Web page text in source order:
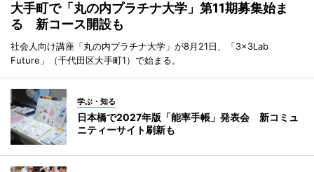
大手町で「丸の内プラチナ大学」第11期募集始ま
る 新コース開設も
社会人向け講座「丸の内プラチナ大学」が8月21日、「3×3Lab
Future」（千代田区大手町1）で始まる。
学ぶ・知る
日本橋で2027年版「能率手帳」発表会 新コミュ
ニティーサイト刷新も